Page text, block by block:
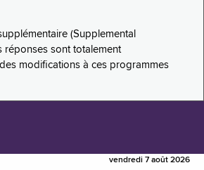
(Supplemental
réponses sont totalement
modifications à ces programmes
vendredi 7 août 2026